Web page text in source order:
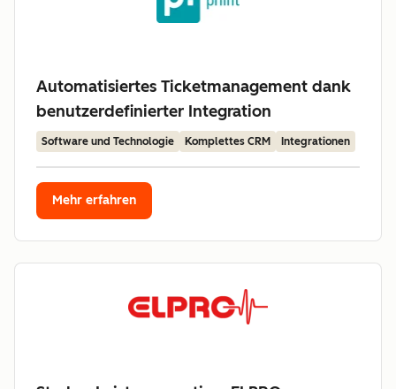
Automatisiertes Ticketmanagement dank
benutzerdefinierter Integration
Software und Technologie Komplettes CRM Integrationen
Mehr erfahren